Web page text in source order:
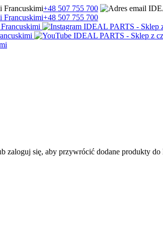
+48 507 755 700
+48 507 755 700
zaloguj się, aby przywrócić dodane produkty do